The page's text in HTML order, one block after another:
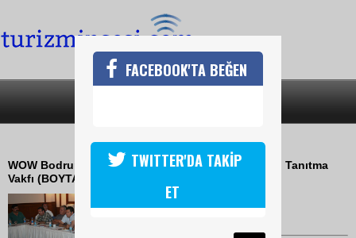
BODRUMDA YEŞİL DOKU KORUNACAK
WOW Bodrum Resort Oteli'nde Bodrum Yarımadası Tanıtma
Vakfı (BOYTAV) aylık olağan toplantısı yapıldı.
04 Haziran 2010 / 10:04
FACEBOOK'TA BEĞEN
TWITTER'DA TAKİP
ET